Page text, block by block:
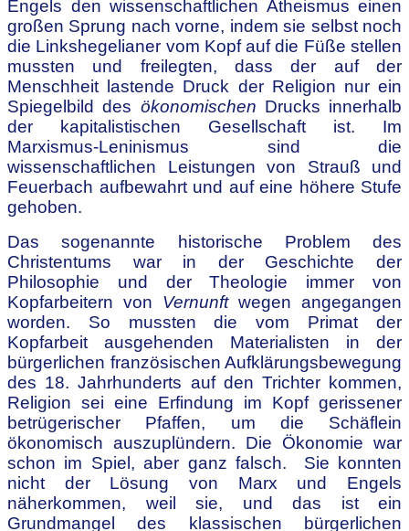
Engels den wissenschaftlichen Atheismus einen
großen Sprung nach vorne, indem sie selbst noch
die Linkshegelianer vom Kopf auf die Füße stellen
mussten und freilegten, dass der auf der
Menschheit lastende Druck der Religion nur ein
Spiegelbild des ökonomischen Drucks innerhalb
der kapitalistischen Gesellschaft ist. Im
Marxismus-Leninismus sind die
wissenschaftlichen Leistungen von Strauß und
Feuerbach aufbewahrt und auf eine höhere Stufe
gehoben.
Das sogenannte historische Problem des
Christentums war in der Geschichte der
Philosophie und der Theologie immer von
Kopfarbeitern von Vernunftwegen angegangen
worden. So mussten die vom Primat der
Kopfarbeit ausgehenden Materialisten in der
bürgerlichen französischen Aufklärungsbewegung
des 18. Jahrhunderts auf den Trichter kommen,
Religion sei eine Erfindung im Kopf gerissener
betrügerischer Pfaffen, um die Schäflein
ökonomisch auszuplündern. Die Ökonomie war
schon im Spiel, aber ganz falsch. Sie konnten
nicht der Lösung von Marx und Engels
näherkommen, weil sie, und das ist ein
Grundmangel des klassischen bürgerlichen